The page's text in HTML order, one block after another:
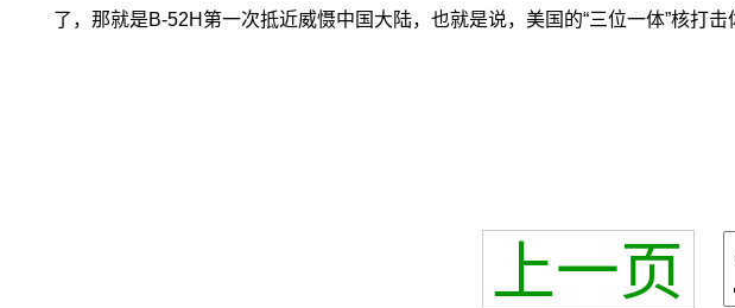
了，那就是B-52H第一次抵近威慑中国大陆，也就是说，美国的“三位一体”核打击
上一页